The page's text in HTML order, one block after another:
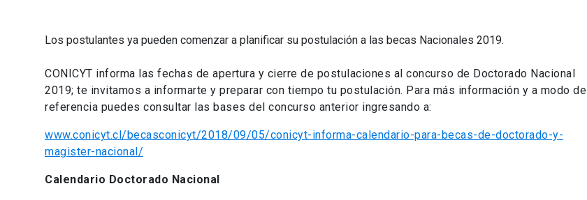
Los postulantes ya pueden comenzar a planificar su postulación a las becas Nacionales 2019.
CONICYT informa las fechas de apertura y cierre de postulaciones al concurso de Doctorado Nacional
2019; te invitamos a informarte y preparar con tiempo tu postulación. Para más información y a modo de
referencia puedes consultar las bases del concurso anterior ingresando a:
www.conicyt.cl/becasconicyt/2018/09/05/conicyt-informa-calendario-para-becas-de-doctorado-y-
magister-nacional/
Calendario Doctorado Nacional